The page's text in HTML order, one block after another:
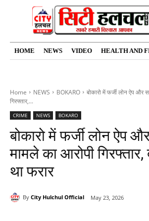
HOME NEWS VIDEO HEALTH AND
Home NEWS BOKARO
बोकारो में फर्जी लोन ऐप और
गिरफ्तार,...
CRIME NEWS BOKARO
बोकारो में फर्जी लोन ऐप
मामले का आरोपी
था फरार
By City Hulchul Official May 23, 2026